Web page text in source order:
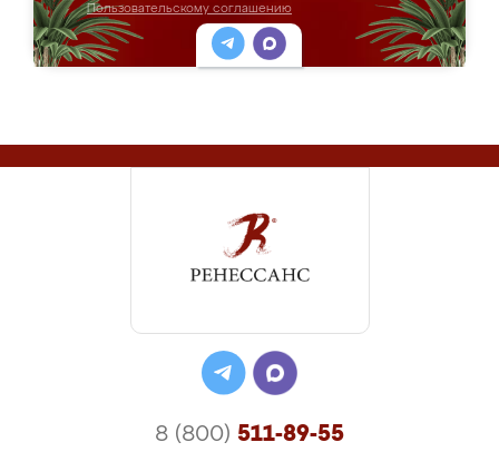
Пользовательскому соглашению
8 (800) 511-89-55